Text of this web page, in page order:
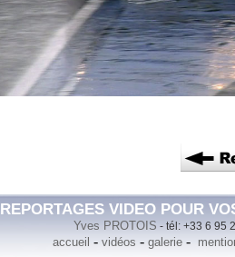
REPORTAGES VIDEO POUR
Yves PROTOIS - tél: +33 6 95
accueil - vidéos - galerie-